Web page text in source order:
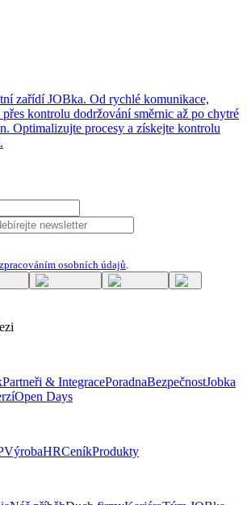
zařídí JOBka. Od rychlé komunikace,
kontrolu dodržování směrnic až po chytré
Optimalizujte procesy a získejte kontrolu
zpracováním osobních údajů
Partneři & IntegracePoradnaBezpečnostJobka
Open Days
VýrobaHRCeníkProdukty